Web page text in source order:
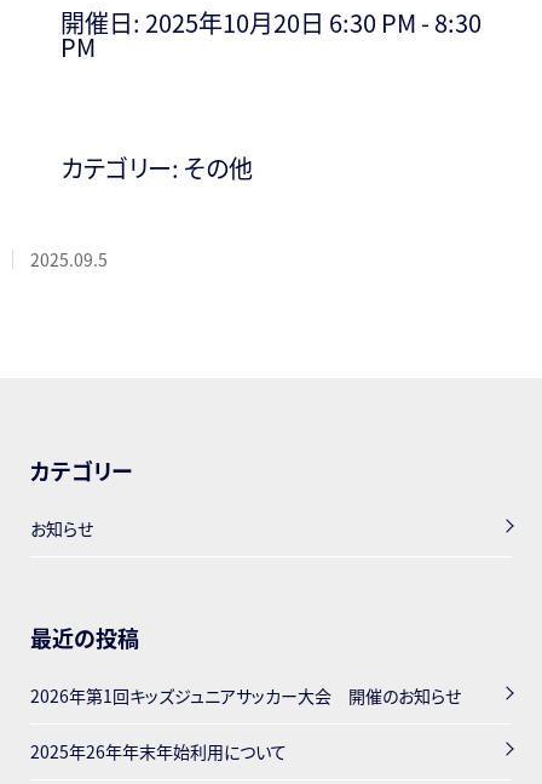
開催日: 2025年10月20日 6:30 PM - 8:30
PM
カテゴリー: その他
2025.09.5
カテゴリー
お知らせ
最近の投稿
2026年第1回キッズジュニアサッカー大会 開催のお知らせ
2025年26年年末年始利用について